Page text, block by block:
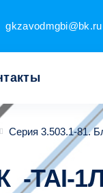
gkzavodmgbi@bk.ru
Серия 3.503.1-81.
-TAI-